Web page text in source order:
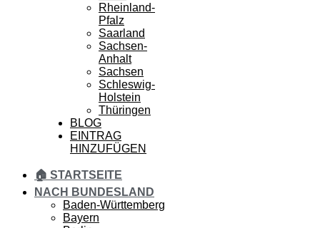
Rheinland-
Pfalz
Saarland
Sachsen-
Anhalt
Sachsen
Schleswig-
Holstein
Thüringen
BLOG
EINTRAG
HINZUFÜGEN
🏠 STARTSEITE
NACH BUNDESLAND
Baden-Württemberg
Bayern